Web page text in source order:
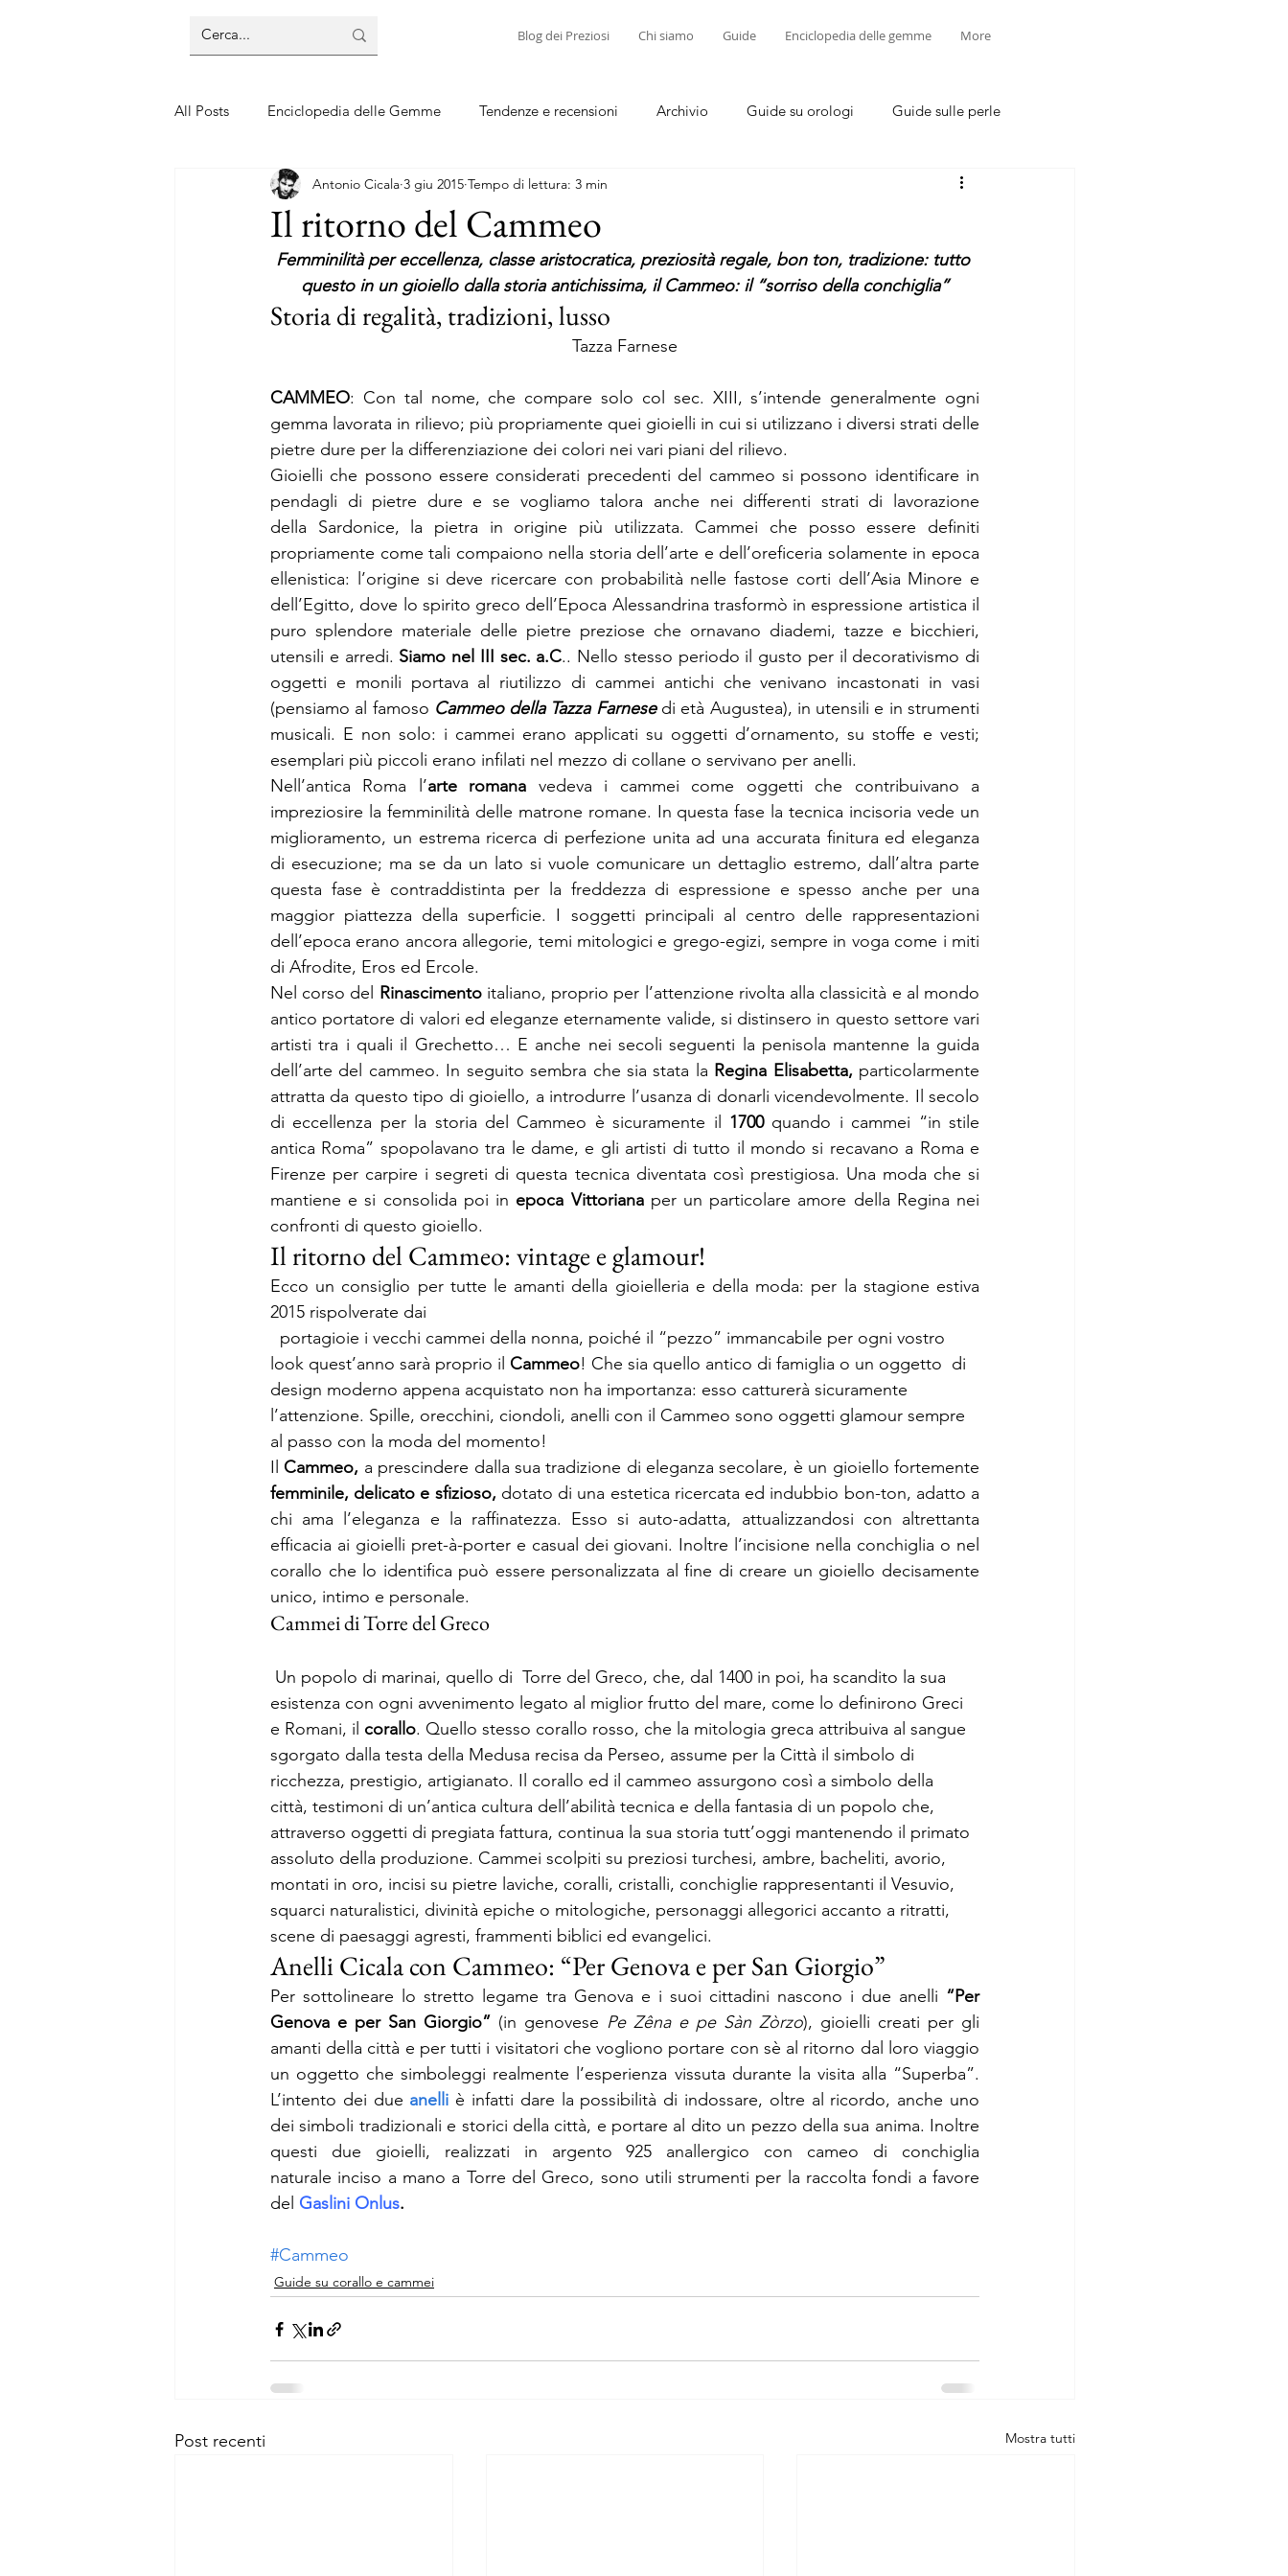
Blog dei Preziosi Chi siamo Guide Enciclopedia delle gemme More
All Posts Enciclopedia delle Gemme Tendenze e recensioni Archivio Guide su orologi Guide sulle perle
Guide sui gioielli Guide sui diamanti Guide su corallo e cammei
Il ritorno del Cammeo
Antonio Cicala 3 giu 2015 Tempo di lettura: 3 min
Femminilità per eccellenza, classe aristocratica, preziosità regale, bon ton, tradizione: tutto
questo in un gioiello dalla storia antichissima, il Cammeo: il “sorriso della conchiglia”
Storia di regalità, tradizioni, lusso
Tazza Farnese
CAMMEO: Con tal nome, che compare solo col sec. XIII, s’intende generalmente ogni
gemma lavorata in rilievo; più propriamente quei gioielli in cui si utilizzano i diversi strati delle
pietre dure per la differenziazione dei colori nei vari piani del rilievo.
Gioielli che possono essere considerati precedenti del cammeo si possono identificare in
pendagli di pietre dure e se vogliamo talora anche nei differenti strati di lavorazione
della Sardonice, la pietra in origine più utilizzata. Cammei che posso essere definiti
propriamente come tali compaiono nella storia dell’arte e dell’oreficeria solamente in epoca
ellenistica: l’origine si deve ricercare con probabilità nelle fastose corti dell’Asia Minore e
dell’Egitto, dove lo spirito greco dell’Epoca Alessandrina trasformò in espressione artistica il
puro splendore materiale delle pietre preziose che ornavano diademi, tazze e bicchieri,
utensili e arredi. Siamo nel III sec. a.C.. Nello stesso periodo il gusto per il decorativismo di
oggetti e monili portava al riutilizzo di cammei antichi che venivano incastonati in vasi
(pensiamo al famoso Cammeo della Tazza Farnese di età Augustea), in utensili e in strumenti
musicali. E non solo: i cammei erano applicati su oggetti d’ornamento, su stoffe e vesti;
esemplari più piccoli erano infilati nel mezzo di collane o servivano per anelli.
Nell’antica Roma l’arte romana vedeva i cammei come oggetti che contribuivano a
impreziosire la femminilità delle matrone romane. In questa fase la tecnica incisoria vede un
miglioramento, un estrema ricerca di perfezione unita ad una accurata finitura ed eleganza
di esecuzione; ma se da un lato si vuole comunicare un dettaglio estremo, dall’altra parte
questa fase è contraddistinta per la freddezza di espressione e spesso anche per una
maggior piattezza della superficie. I soggetti principali al centro delle rappresentazioni
dell’epoca erano ancora allegorie, temi mitologici e grego-egizi, sempre in voga come i miti
di Afrodite, Eros ed Ercole.
Nel corso del Rinascimento italiano, proprio per l’attenzione rivolta alla classicità e al mondo
antico portatore di valori ed eleganze eternamente valide, si distinsero in questo settore vari
artisti tra i quali il Grechetto… E anche nei secoli seguenti la penisola mantenne la guida
dell’arte del cammeo. In seguito sembra che sia stata la Regina Elisabetta, particolarmente
attratta da questo tipo di gioiello, a introdurre l’usanza di donarli vicendevolmente. Il secolo
di eccellenza per la storia del Cammeo è sicuramente il 1700 quando i cammei “in stile
antica Roma” spopolavano tra le dame, e gli artisti di tutto il mondo si recavano a Roma e
Firenze per carpire i segreti di questa tecnica diventata così prestigiosa. Una moda che si
mantiene e si consolida poi in epoca Vittoriana per un particolare amore della Regina nei
confronti di questo gioiello.
Il ritorno del Cammeo: vintage e glamour!
Ecco un consiglio per tutte le amanti della gioielleria e della moda: per la stagione estiva
2015 rispolverate dai
look quest’anno sarà proprio il Cammeo! Che sia quello antico di famiglia o un oggetto  di
design moderno appena acquistato non ha importanza: esso catturerà sicuramente
l’attenzione. Spille, orecchini, ciondoli, anelli con il Cammeo sono oggetti glamour sempre
al passo con la moda del momento!
Il Cammeo,
femminile, delicato e sfizioso, dotato di una estetica ricercata ed indubbio bon-ton, adatto a
chi ama l’eleganza e la raffinatezza. Esso si auto-adatta, attualizzandosi con altrettanta
efficacia ai gioielli pret-à-porter e casual dei giovani. Inoltre l’incisione nella conchiglia o nel
corallo che lo identifica può essere personalizzata al fine di creare un gioiello decisamente
unico, intimo e personale.
Cammei di Torre del Greco
esistenza con ogni avvenimento legato al miglior frutto del mare, come lo definirono Greci
e Romani, il corallo. Quello stesso corallo rosso, che la mitologia greca attribuiva al sangue
sgorgato dalla testa della Medusa recisa da Perseo, assume per la Città il simbolo di
ricchezza, prestigio, artigianato. Il corallo ed il cammeo assurgono così a simbolo della
città, testimoni di un’antica cultura dell’abilità tecnica e della fantasia di un popolo che,
attraverso oggetti di pregiata fattura, continua la sua storia tutt’oggi mantenendo il primato
assoluto della produzione. Cammei scolpiti su preziosi turchesi, ambre, bacheliti, avorio,
montati in oro, incisi su pietre laviche, coralli, cristalli, conchiglie rappresentanti il Vesuvio,
squarci naturalistici, divinità epiche o mitologiche, personaggi allegorici accanto a ritratti,
scene di paesaggi agresti, frammenti biblici ed evangelici.
Anelli Cicala con Cammeo: “Per Genova e per San Giorgio”
Per sottolineare lo stretto legame tra Genova e i suoi cittadini nascono i due anelli “Per
Genova e per San Giorgio” (in genovese Pe Zêna e pe Sàn Zòrzo), gioielli creati per gli
amanti della città e per tutti i visitatori che vogliono portare con sè al ritorno dal loro viaggio
un oggetto che simboleggi realmente l’esperienza vissuta durante la visita alla “Superba”.
L’intento dei due anelli è infatti dare la possibilità di indossare, oltre al ricordo, anche uno
dei simboli tradizionali e storici della città, e portare al dito un pezzo della sua anima. Inoltre
questi due gioielli, realizzati in argento 925 anallergico con cameo di conchiglia
naturale inciso a mano a Torre del Greco, sono utili strumenti per la raccolta fondi a favore
del Gaslini Onlus.
#Cammeo
Guide su corallo e cammei
Post recenti Mostra tutti